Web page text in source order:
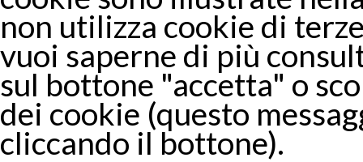
non utilizza cookie di
vuoi saperne di più
sul bottone "accetta" o
dei cookie (questo
cliccando il bottone).